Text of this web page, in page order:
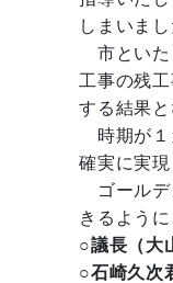
しまいまし
市といた
工事の残
する結果と
時期が１
確実に実
ゴールデ
きるよう
○議長（
○石崎久次